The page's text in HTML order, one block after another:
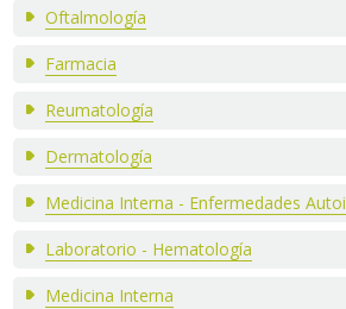
Selecciona un idioma
Buscador
Traductor
Oftalmología
Farmacia
Reumatología
Dermatología
Medicina Interna - Enfermedades
Laboratorio - Hematología
Medicina Interna